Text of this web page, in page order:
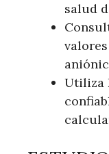
salud
Utiliza